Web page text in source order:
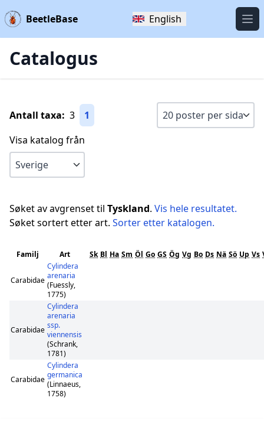
BeetleBase English
Catalogus
Antall taxa: 3
1
Visa katalog från
Søket av avgrenset til Tyskland. Vis hele resultatet.
Søket sortert etter art. Sorter etter katalogen.
Familj Art Sk Bl Ha Sm Öl Go GS Ög Vg Bo Ds Nä Sö Up Vs
Carabidae
Cylindera
arenaria
(Fuessly,
1775)
Carabidae
Cylindera
arenaria
ssp.
viennensis
(Schrank,
1781)
Carabidae
Cylindera
germanica
(Linnaeus,
1758)